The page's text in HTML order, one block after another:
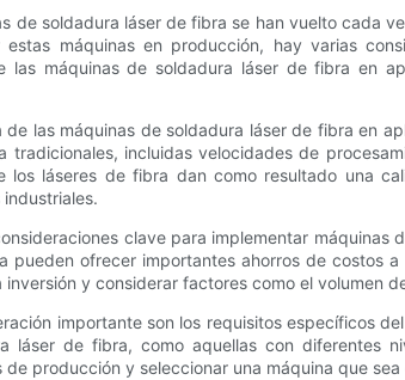
de soldadura láser de fibra se han vuelto cada
estas máquinas en producción, hay varias
las máquinas de soldadura láser de fibra en
de las máquinas de soldadura láser de fibra en
tradicionales, incluidas velocidades de
los láseres de fibra dan como resultado una
clave para implementar
pueden ofrecer importantes ahorros de costos
inversión y considerar factores como el volumen
importante son los requisitos específicos
láser de fibra, como aquellas con diferentes
de producción y seleccionar una máquina que